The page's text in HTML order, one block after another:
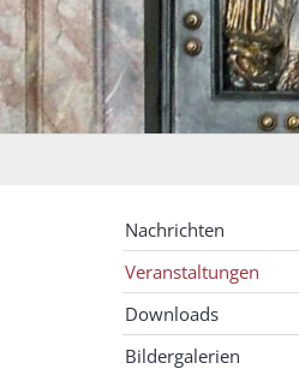
Nachrichten
Veranstaltungen
Downloads
Bildergalerien